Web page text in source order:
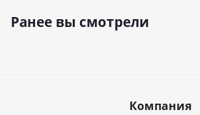
Ранее вы смотрели
Компания